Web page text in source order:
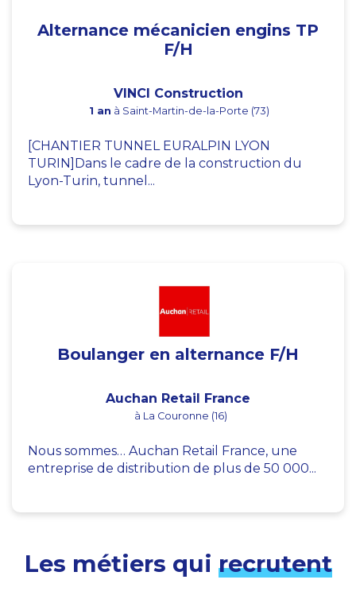
Alternance mécanicien engins TP
F/H
VINCI Construction
1 an à Saint-Martin-de-la-Porte (73)
[CHANTIER TUNNEL EURALPIN LYON
TURIN]Dans le cadre de la construction du
Lyon-Turin, tunnel...
Boulanger en alternance F/H
Auchan Retail France
à La Couronne (16)
Nous sommes… Auchan Retail France, une
entreprise de distribution de plus de 50 000...
Les métiers qui recrutent